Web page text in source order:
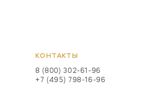
КОНТАКТЫ
8 (800) 302-61-96
+7 (495) 798-16-96